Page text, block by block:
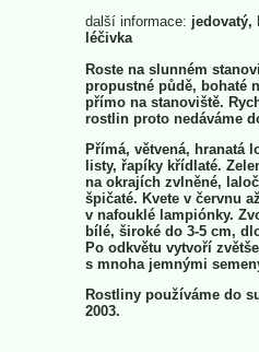
další informace: jedovatý,
léčivka
Roste na slunném
propustné půdě, bohaté
přímo na stanoviště.
rostlin proto nedáváme
Přímá, větvená, hranatá
listy, řapíky křídlaté.
na okrajích zvlněné,
špičaté. Kvete v červnu
v nafouklé lampiónky.
bílé, široké do 3-5 cm,
Po odkvětu vytvoří
s mnoha jemnými
Rostliny používáme do
2003.